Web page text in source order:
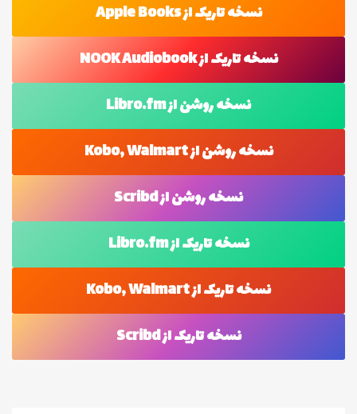
نسخه تاریک از Apple Books
نسخه تاریک از NOOK Audiobook
نسخه روشن از Libro.fm
نسخه روشن از Kobo, Walmart
نسخه روشن از Scribd
نسخه تاریک از Libro.fm
نسخه تاریک از Kobo, Walmart
نسخه تاریک از Scribd